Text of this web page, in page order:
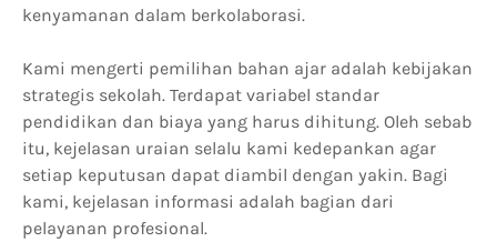
kenyamanan dalam berkolaborasi.
Kami mengerti pemilihan bahan ajar adalah kebijakan
strategis sekolah. Terdapat variabel standar
pendidikan dan biaya yang harus dihitung. Oleh sebab
itu, kejelasan uraian selalu kami kedepankan agar
setiap keputusan dapat diambil dengan yakin. Bagi
kami, kejelasan informasi adalah bagian dari
pelayanan profesional.